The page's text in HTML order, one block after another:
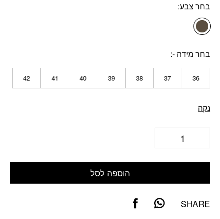
בחר צבע
בחר מידה -
36
37
38
39
40
41
42
נקה
הוספה לסל
SHARE